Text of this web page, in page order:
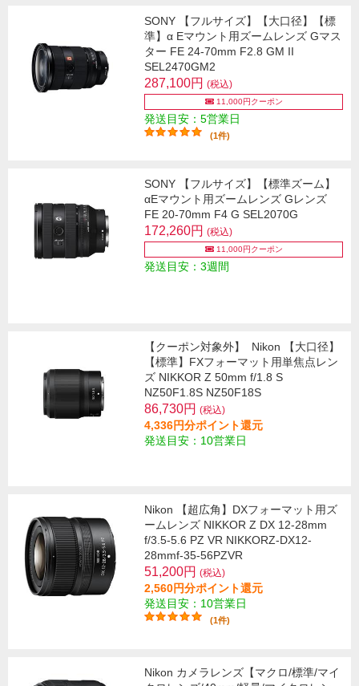
SONY 【フルサイズ】【大口径】【標
準】α Eマウント用ズームレンズ Gマス
ター FE 24-70mm F2.8 GM II
SEL2470GM2
287,100円 (税込)
11,000円クーポン
発送目安：5営業日
(1件)
SONY 【フルサイズ】【標準ズーム】
αEマウント用ズームレンズ Gレンズ
FE 20-70mm F4 G SEL2070G
172,260円 (税込)
11,000円クーポン
発送目安：3週間
【クーポン対象外】
Nikon 【大口径】
【標準】FXフォーマット用単焦点レン
ズ NIKKOR Z 50mm f/1.8 S
NZ50F1.8S NZ50F18S
86,730円 (税込)
4,336円分ポイント還元
発送目安：10営業日
Nikon 【超広角】DXフォーマット用ズ
ームレンズ NIKKOR Z DX 12-28mm
f/3.5-5.6 PZ VR NIKKORZ-DX12-
28mmf-35-56PZVR
51,200円 (税込)
2,560円分ポイント還元
発送目安：10営業日
(1件)
Nikon カメラレンズ【マクロ/標準/マイ